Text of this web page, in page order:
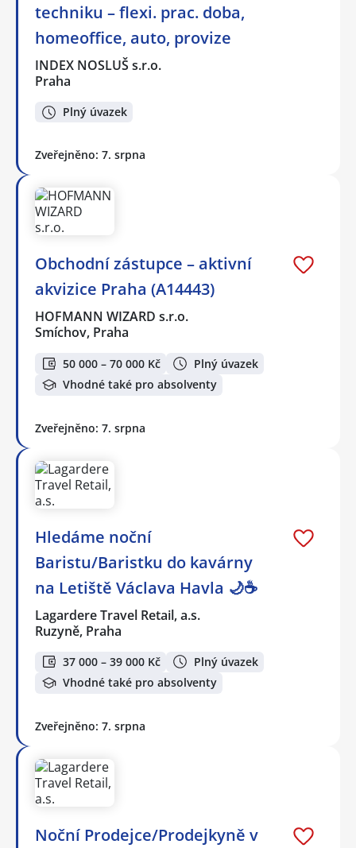
techniku – flexi. prac. doba,
homeoffice, auto, provize
INDEX NOSLUŠ s.r.o.
Praha
Plný úvazek
Zveřejněno: 7. srpna
Obchodní zástupce – aktivní
akvizice Praha (A14443)
HOFMANN WIZARD s.r.o.
Smíchov, Praha
50 000 – 70 000 Kč
Plný úvazek
Vhodné také pro absolventy
Zveřejněno: 7. srpna
Hledáme noční
Baristu/Baristku do kavárny
na Letiště Václava Havla 🌙☕
Lagardere Travel Retail, a.s.
Ruzyně, Praha
37 000 – 39 000 Kč
Plný úvazek
Vhodné také pro absolventy
Zveřejněno: 7. srpna
Noční Prodejce/Prodejkyně v